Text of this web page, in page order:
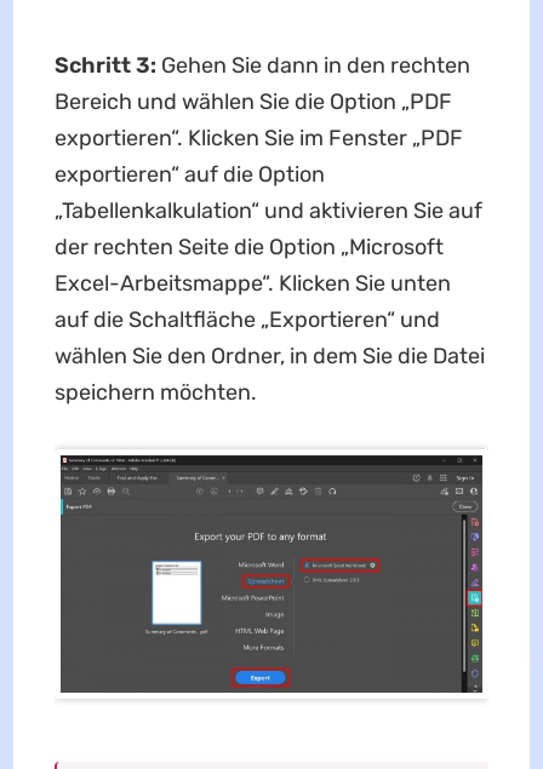
Schritt 3: Gehen Sie dann in den rechten
Bereich und wählen Sie die Option „PDF
exportieren“. Klicken Sie im Fenster „PDF
exportieren“ auf die Option
„Tabellenkalkulation“ und aktivieren Sie auf
der rechten Seite die Option „Microsoft
Excel-Arbeitsmappe“. Klicken Sie unten
auf die Schaltfläche „Exportieren“ und
wählen Sie den Ordner, in dem Sie die Datei
speichern möchten.